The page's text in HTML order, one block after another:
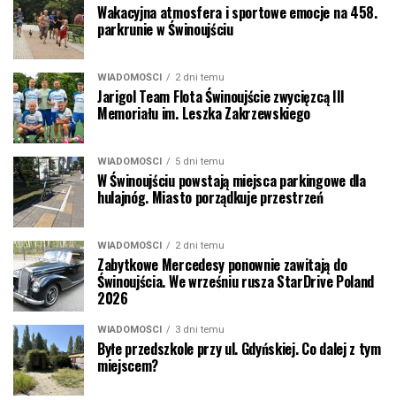
Wakacyjna atmosfera i sportowe emocje na 458.
parkrunie w Świnoujściu
WIADOMOŚCI 2 dni temu
Jarigol Team Flota Świnoujście zwycięzcą III
Memoriału im. Leszka Zakrzewskiego
WIADOMOŚCI 5 dni temu
W Świnoujściu powstają miejsca parkingowe dla
hulajnóg. Miasto porządkuje przestrzeń
WIADOMOŚCI 2 dni temu
Zabytkowe Mercedesy ponownie zawitają do
Świnoujścia. We wrześniu rusza StarDrive Poland
2026
WIADOMOŚCI 3 dni temu
Byłe przedszkole przy ul. Gdyńskiej. Co dalej z tym
miejscem?